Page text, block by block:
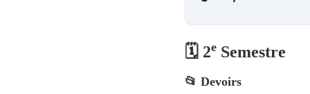
🗓️ 2e Semestre
📂 Devoirs